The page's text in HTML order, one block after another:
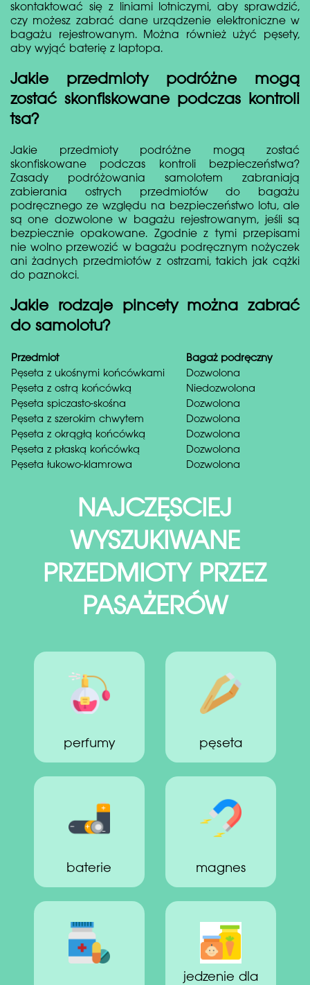
skontaktować się z liniami lotniczymi, aby sprawdzić,
czy możesz zabrać dane urządzenie elektroniczne w
bagażu rejestrowanym. Można również użyć pęsety,
aby wyjąć baterię z laptopa.
Jakie przedmioty podróżne mogą
zostać skonfiskowane podczas kontroli
tsa?
Jakie przedmioty podróżne mogą zostać
skonfiskowane podczas kontroli bezpieczeństwa?
Zasady podróżowania samolotem zabraniają
zabierania ostrych przedmiotów do bagażu
podręcznego ze względu na bezpieczeństwo lotu, ale
są one dozwolone w bagażu rejestrowanym, jeśli są
bezpiecznie opakowane. Zgodnie z tymi przepisami
nie wolno przewozić w bagażu podręcznym nożyczek
ani żadnych przedmiotów z ostrzami, takich jak cążki
do paznokci.
Jakie rodzaje pincety można zabrać
do samolotu?
Przedmiot
Bagaż podręczny
Pęseta z ukośnymi końcówkami
Dozwolona
Pęseta z ostrą końcówką
Niedozwolona
Pęseta spiczasto-skośna
Dozwolona
Pęseta z szerokim chwytem
Dozwolona
Pęseta z okrągłą końcówką
Dozwolona
Pęseta z płaską końcówką
Dozwolona
Pęseta łukowo-klamrowa
Dozwolona
NAJCZĘSCIEJ
WYSZUKIWANE
PRZEDMIOTY PRZEZ
PASAŻERÓW
perfumy pęseta
baterie magnes
jedzenie dla